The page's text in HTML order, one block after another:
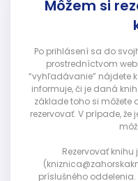
Môžem si
Po prihlásení sa do
prostredníctvom
“vyhľadávanie” nájdete
informuje, či je daná
základe toho si môžete
rezervovať. V prípade,
Rezervovať
príslušného